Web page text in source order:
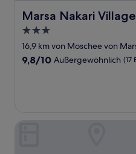
Marsa Nakari Village
Marsa Nakari Village
3.0-
Sterne-
Unterkunft
16,9 km von Moschee von
9.8
9,8/10 Außergewöhnlich (17